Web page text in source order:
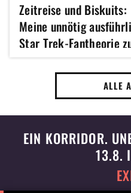
Zeitreise und Biskuits:
Meine unnötig
Star Trek-Fantheorie
Figur, die nicht mal
ALLE
EIN KORRIDOR.
13.8.